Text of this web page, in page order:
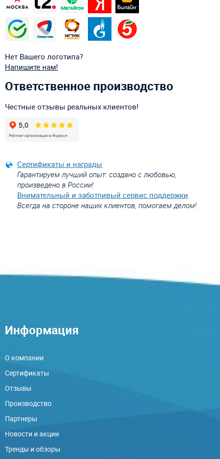
Нет Вашего логотипа?
Напишите нам!
Ответственное производство
Честные отзывы реальных клиентов!
Сертификаты и награды
Гарантируем лучший опыт: создано с любовью,
произведено в России!
Внимательный и заботливый сервис поддержки
Всегда на стороне наших клиентов, помогаем делом!
Информация
О компании
Сертификаты
Отзывы
Производство
Партнеры
Новости и акции
Тренды и обзоры